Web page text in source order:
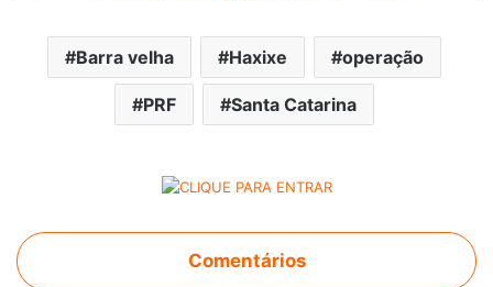
Barra velha Haxixe operação
PRF Santa Catarina
Comentários